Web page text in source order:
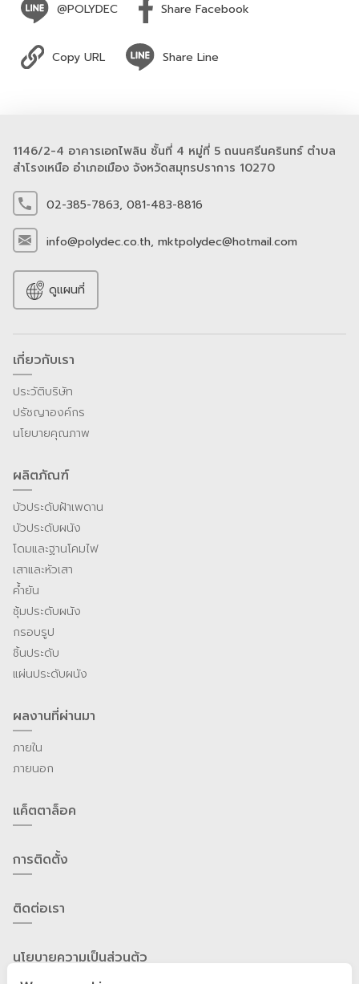
@POLYDEC Share Facebook
Copy URL Share Line
1146/2-4 อาคารเอกไพลิน ชั้นที่ 4 หมู่ที่ 5 ถนนศรีนครินทร์ ตำบล
สำโรงเหนือ อำเภอเมือง จังหวัดสมุทรปราการ 10270
02-385-7863, 081-483-8816
info@polydec.co.th, mktpolydec@hotmail.com
ดูแผนที่
เกี่ยวกับเรา
ประวัติบริษัท
ปรัชญาองค์กร
นโยบายคุณภาพ
ผลิตภัณฑ์
บัวประดับฝ้าเพดาน
บัวประดับผนัง
โดมและฐานโคมไฟ
เสาและหัวเสา
ค้ำยัน
ซุ้มประดับผนัง
กรอบรูป
ชิ้นประดับ
แผ่นประดับผนัง
ผลงานที่ผ่านมา
ภายใน
ภายนอก
แค็ตตาล็อค
การติดตั้ง
ติดต่อเรา
นโยบายความเป็นส่วนต้ว